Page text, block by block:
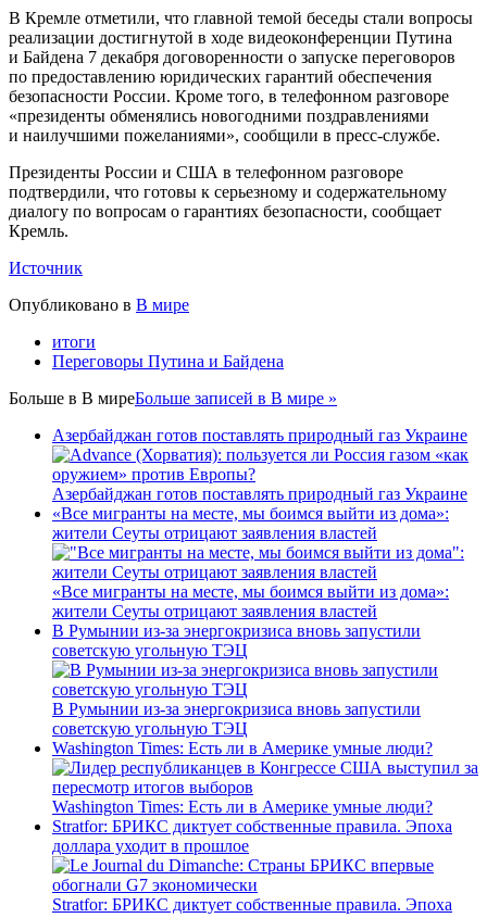
В Кремле отметили, что главной темой беседы стали вопросы
реализации достигнутой в ходе видеоконференции Путина
и Байдена 7 декабря договоренности о запуске переговоров
по предоставлению юридических гарантий обеспечения
безопасности России. Кроме того, в телефонном разговоре
«президенты обменялись новогодними поздравлениями
и наилучшими пожеланиями», сообщили в пресс-службе.
Президенты России и США в телефонном разговоре
подтвердили, что готовы к серьезному и содержательному
диалогу по вопросам о гарантиях безопасности, сообщает
Кремль.
Источник
Опубликовано в В мире
итоги
Переговоры Путина и Байдена
Больше в В миреБольше записей в В мире »
Азербайджан готов поставлять природный газ Украине
Азербайджан готов поставлять природный газ Украине
«Все мигранты на месте, мы боимся выйти из дома»:
жители Сеуты отрицают заявления властей
«Все мигранты на месте, мы боимся выйти из дома»:
жители Сеуты отрицают заявления властей
В Румынии из-за энергокризиса вновь запустили
советскую угольную ТЭЦ
В Румынии из-за энергокризиса вновь запустили
советскую угольную ТЭЦ
Washington Times: Есть ли в Америке умные люди?
Washington Times: Есть ли в Америке умные люди?
Stratfor: БРИКС диктует собственные правила. Эпоха
доллара уходит в прошлое
Stratfor: БРИКС диктует собственные правила. Эпоха